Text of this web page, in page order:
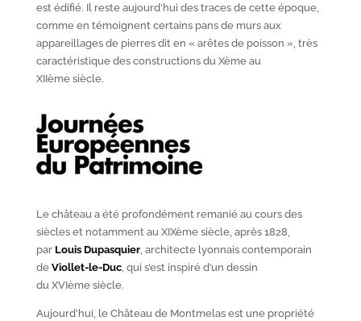
est édifié. Il reste aujourd’hui des traces de cette époque,
comme en témoignent certains pans de murs aux
appareillages de pierres dit en « arêtes de poisson », très
caractéristique des constructions du Xèmeau
XIIèmesiècle.
Le château a été profondément remanié au cours des
siècles et notamment au XIXèmesiècle, après 1828,
par Louis Dupasquier, architecte lyonnais contemporain
de Viollet-le-Duc, qui s’est inspiré d’un dessin
du XVIèmesiècle.
Aujourd’hui, le Château de Montmelas est une propriété